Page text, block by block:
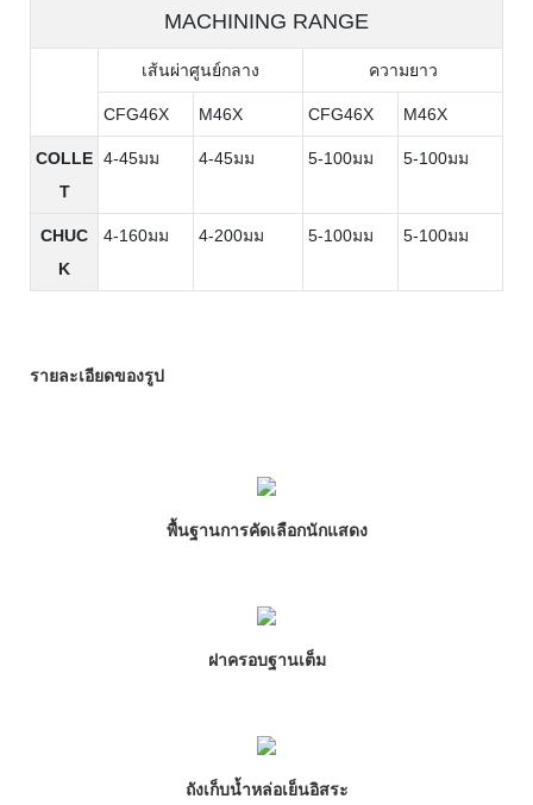
MACHINING RANGE
เส้นผ่าศูนย์กลาง ความยาว
CFG46X M46X CFG46X M46X
COLLE
T
4-45มม 4-45มม 5-100มม 5-100มม
CHUC
K
4-160มม 4-200มม 5-100มม 5-100มม
รายละเอียดของรูป
พื้นฐานการคัดเลือกนักแสดง
ฝาครอบฐานเต็ม
ถังเก็บน้ำหล่อเย็นอิสระ